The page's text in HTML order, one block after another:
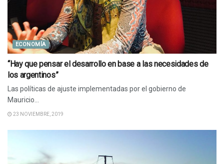
ECONOMÍA
“Hay que pensar el desarrollo en base a las necesidades de
los argentinos”
Las políticas de ajuste implementadas por el gobierno de
Mauricio...
23 NOVIEMBRE, 2019